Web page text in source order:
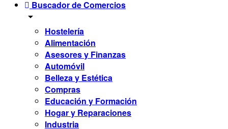
Buscador de Comercios
Hostelería
Alimentación
Asesores y Finanzas
Automóvil
Belleza y Estética
Compras
Educación y Formación
Hogar y Reparaciones
Industria